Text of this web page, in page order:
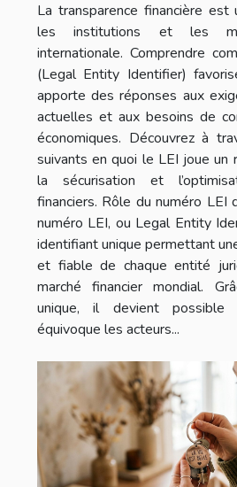
La transparence financière est
les institutions et les
internationale. Comprendre
(Legal Entity Identifier)
apporte des réponses aux
actuelles et aux besoins de
économiques. Découvrez à
suivants en quoi le LEI joue un
la sécurisation et
financiers. Rôle du numéro LEI
numéro LEI, ou Legal Entity
identifiant unique permettant
et fiable de chaque entité
marché financier mondial.
unique, il devient possible
équivoque les acteurs...